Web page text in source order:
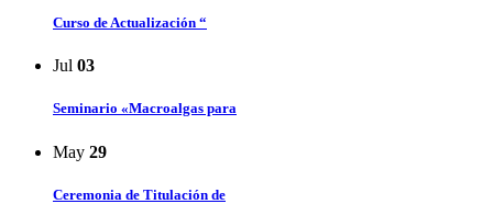
Curso de Actualización “
Jul 03
Seminario «Macroalgas para
May 29
Ceremonia de Titulación de